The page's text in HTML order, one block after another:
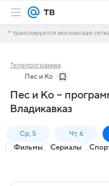
* транслируется московская
Телепрограмма
Пес и Ко
Пес и Ко –
Владикавказ
Ср, 5 Чт, 6
Фильмы Сериалы